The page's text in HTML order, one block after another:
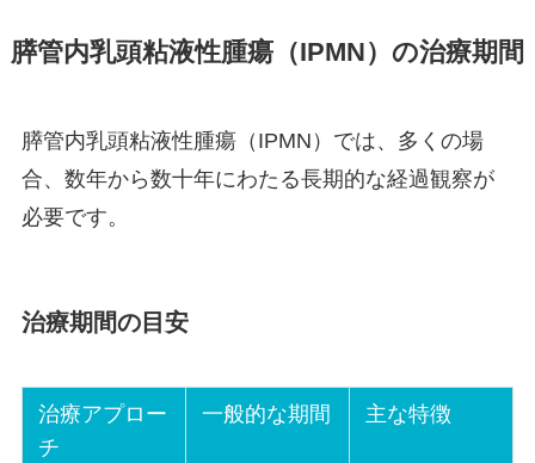
膵管内乳頭粘液性腫瘍（IPMN）の治療期間
膵管内乳頭粘液性腫瘍（IPMN）では、多くの場
合、数年から数十年にわたる長期的な経過観察が
必要です。
治療期間の目安
治療アプロー
チ
一般的な期間 主な特徴